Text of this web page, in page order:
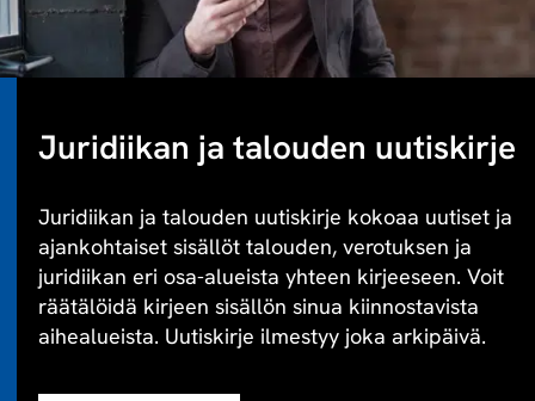
Juridiikan ja talouden uutiskirje
Juridiikan ja talouden uutiskirje kokoaa uutiset ja
ajankohtaiset sisällöt talouden, verotuksen ja
juridiikan eri osa-alueista yhteen kirjeeseen. Voit
räätälöidä kirjeen sisällön sinua kiinnostavista
aihealueista. Uutiskirje ilmestyy joka arkipäivä.